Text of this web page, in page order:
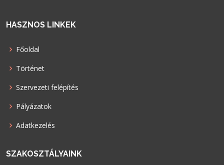
HASZNOS LINKEK
Főoldal
Történet
Szervezeti felépítés
Pályázatok
Adatkezelés
SZAKOSZTÁLYAINK